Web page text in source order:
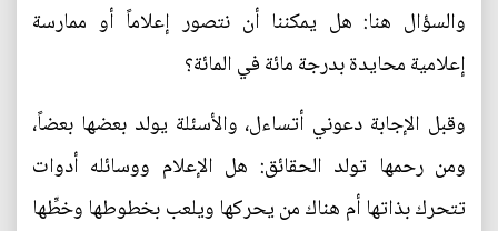
والسؤال هنا: هل يمكننا أن نتصور إعلاماً أو ممارسة
إعلامية محايدة بدرجة مائة في المائة؟
وقبل الإجابة دعوني أتساءل، والأسئلة يولد بعضها بعضاً،
ومن رحمها تولد الحقائق: هل الإعلام ووسائله أدوات
تتحرك بذاتها أم هناك من يحركها ويلعب بخطوطها وخطِّها